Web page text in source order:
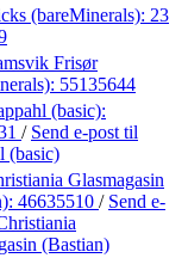
(bareMinerals): 23
Frisør
55135644
(basic):
/ Send e-post til
(basic)
Glasmagasin
46635510 / Send e-
(Bastian)